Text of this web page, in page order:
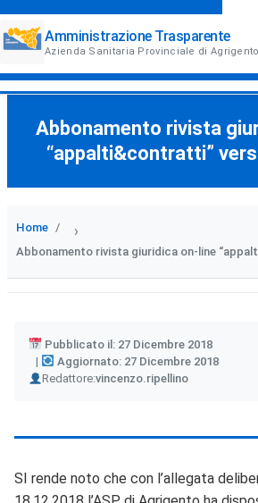
Amministrazione Trasparente
Azienda Sanitaria Provinciale di Agrigento
Abbonamento rivista
“appalti&contratti”
Home ›
Abbonamento rivista giuridica on-line
Pubblicato il: 27 Dicembre 2018
Aggiornato: 27 Dicembre 2018
Redattore:
Author vincenzo.ripellino
SI rende noto che con l’allegata